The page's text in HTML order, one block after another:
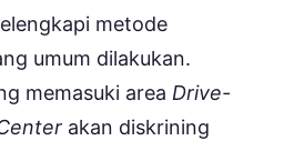
metode
umum dilakukan.
memasuki area Drive-
akan diskrining